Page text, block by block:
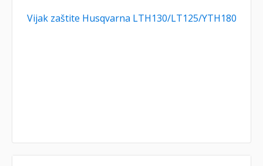
Vijak zaštite Husqvarna LTH130/LT125/YTH180